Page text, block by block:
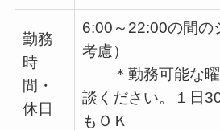
勤務
時
間・
休日
6:00～22:00の間の
考慮）
＊勤務可能な曜
談ください。１日
もＯＫ